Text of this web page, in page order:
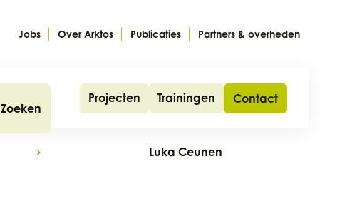
Jobs Over Arktos Publicaties Partners & overheden
Zoeken
Projecten Trainingen Contact
Luka Ceunen